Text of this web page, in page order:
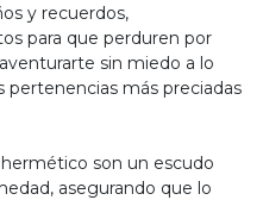
y recuerdos,
para que perduren por
sin miedo a lo
pertenencias más preciadas
son un escudo
asegurando que lo